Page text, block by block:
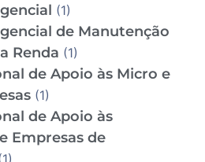
(1)
de Manutenção
Renda (1)
de Apoio às Micro e
(1)
de Apoio às
Empresas de